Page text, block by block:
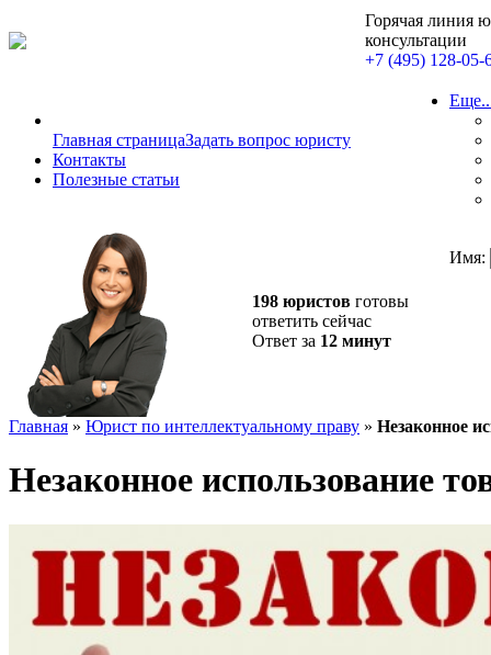
Горячая линия
консультации
+7 (495) 128-05-
Главная страницаЗадать вопрос юристу
Контакты
Полезные статьи
198 юристов готовы
ответить сейчас
Ответ за 12 минут
Имя:
Главная » Юрист по интеллектуальному праву » Незаконное
Незаконное использование